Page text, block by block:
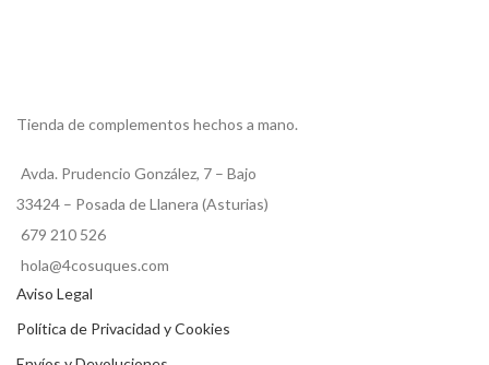
Tienda de complementos hechos a mano.
Avda. Prudencio González, 7 – Bajo
33424 – Posada de Llanera (Asturias)
679 210 526
hola@4cosuques.com
Aviso Legal
Política de Privacidad y Cookies